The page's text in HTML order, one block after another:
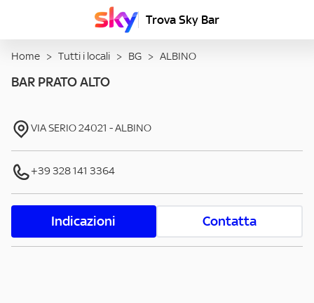
Trova Sky Bar
Home > Tutti i locali > BG > ALBINO
BAR PRATO ALTO
VIA SERIO24021 -ALBINO
+39 328 141 3364
Indicazioni Contatta